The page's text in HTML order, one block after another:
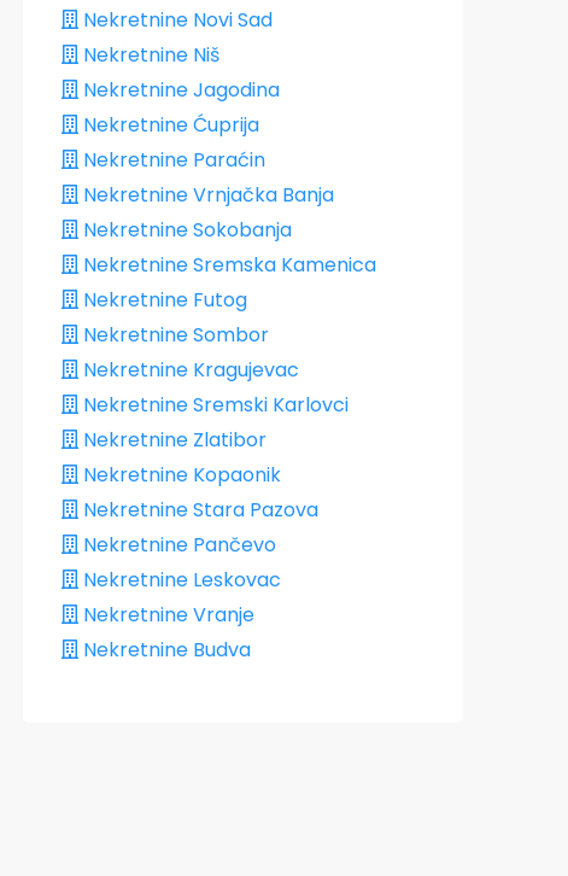
Nekretnine Novi Sad
Nekretnine Niš
Nekretnine Jagodina
Nekretnine Ćuprija
Nekretnine Paraćin
Nekretnine Vrnjačka Banja
Nekretnine Sokobanja
Nekretnine Sremska Kamenica
Nekretnine Futog
Nekretnine Sombor
Nekretnine Kragujevac
Nekretnine Sremski Karlovci
Nekretnine Zlatibor
Nekretnine Kopaonik
Nekretnine Stara Pazova
Nekretnine Pančevo
Nekretnine Leskovac
Nekretnine Vranje
Nekretnine Budva